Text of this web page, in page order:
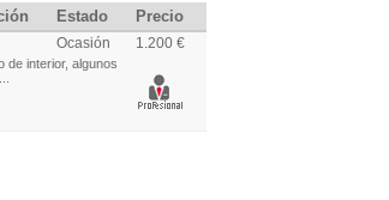
Estado Precio
Ocasión 1.200 €
de interior, algunos